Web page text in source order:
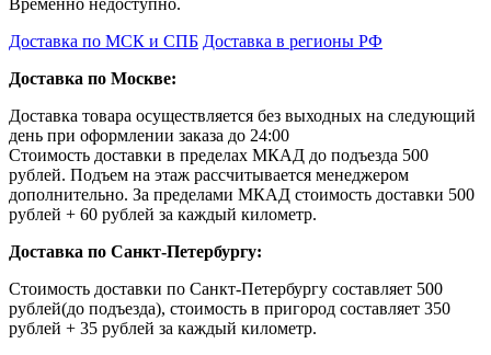
Временно недоступно.
Доставка по МСК и СПБ Доставка в регионы РФ
Доставка по Москве:
Доставка товара осуществляется без выходных на следующий
день при оформлении заказа до 24:00
Стоимость доставки в пределах МКАД до подъезда 500
рублей. Подъем на этаж рассчитывается менеджером
дополнительно. За пределами МКАД стоимость доставки 500
рублей + 60 рублей за каждый километр.
Доставка по Санкт-Петербургу:
Стоимость доставки по Санкт-Петербургу составляет 500
рублей(до подъезда), стоимость в пригород составляет 350
рублей + 35 рублей за каждый километр.